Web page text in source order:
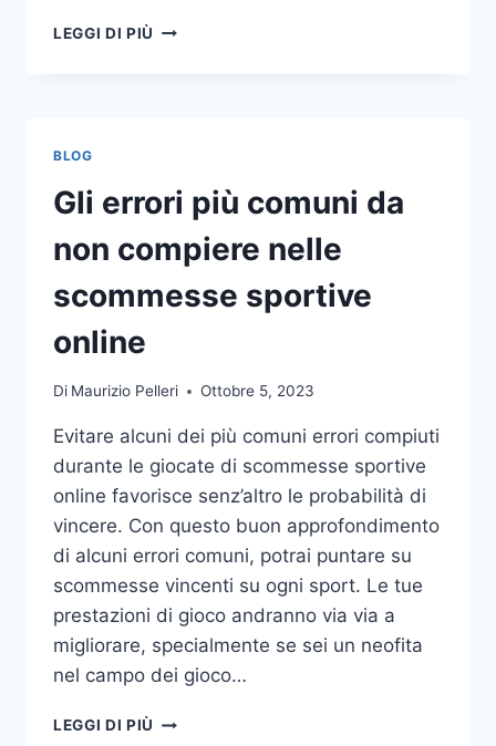
LEGGI DI PIÙ UN
PULIZIA
DELLE
APPARECCHIATURE
DA
BLOG
Gli errori più comuni da
non compiere nelle
scommesse sportive
online
Di Maurizio Pelleri Ottobre 5, 2023
Evitare alcuni dei più comuni errori compiuti
durante le giocate di scommesse sportive
online favorisce senz’altro le probabilità di
vincere. Con questo buon approfondimento
di alcuni errori comuni, potrai puntare su
scommesse vincenti su ogni sport. Le tue
prestazioni di gioco andranno via via a
migliorare, specialmente se sei un neofita
nel campo dei gioco…
LEGGI DI PIÙ GLI